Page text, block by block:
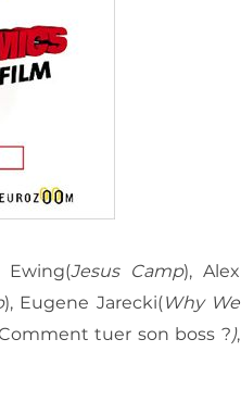
Ewing(Jesus Camp), Alex
), Eugene Jarecki(Why We
tuer son boss ?),